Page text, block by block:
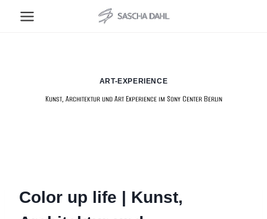
Inhalt
ART-EXPERIENCE
Kunst, Architektur und Art Experience im Sony Center Berlin
Color up life | Kunst,